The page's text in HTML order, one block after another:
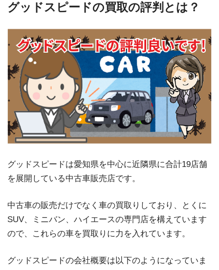
グッドスピードの買取の評判とは？
グッドスピードは愛知県を中心に近隣県に合計19店舗
を展開している中古車販売店です。
中古車の販売だけでなく車の買取りしており、とくに
SUV、ミニバン、ハイエースの専門店を構えています
ので、これらの車を買取りに力を入れています。
グッドスピードの会社概要は以下のようになっていま